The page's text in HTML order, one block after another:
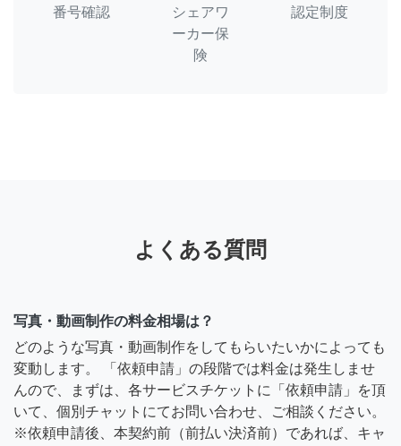
番号確認
シェアワ
ーカー保
険
認定制度
よくある質問
写真・動画制作の料金相場は？
どのような写真・動画制作をしてもらいたいかによっても
変動します。 「依頼申請」の段階では料金は発生しませ
んので、まずは、各サービスチケットに「依頼申請」を頂
いて、個別チャットにてお問い合わせ、ご相談ください。
※依頼申請後、本契約前（前払い決済前）であれば、キャ